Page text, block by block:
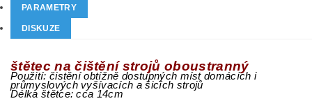
PARAMETRY
DISKUZE
štětec na čištění strojů oboustranný
Použití: čistění obtížně dostupných míst domácích i
průmyslových vyšívacích a šicích strojů
Délka štětce: cca 14cm